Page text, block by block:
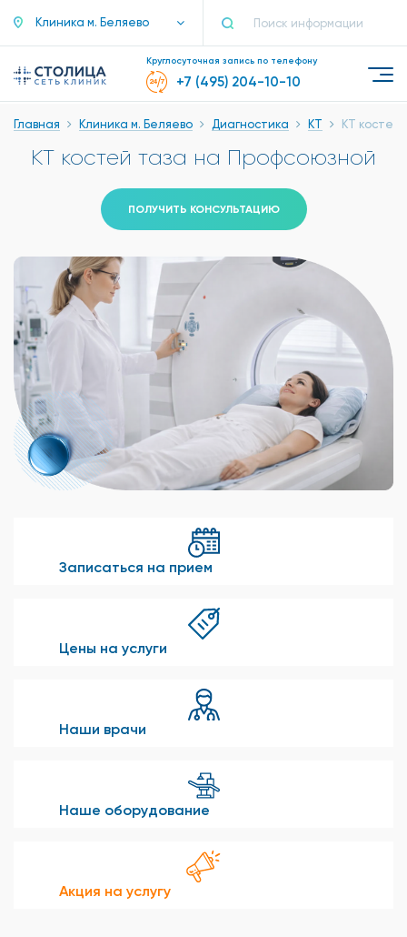
Клиника м. Беляево
Круглосуточная запись по телефону
+7 (495) 204-10-10
Главная Клиника м. Беляево Диагностика КТ КТ костей
КТ костей таза на Профсоюзной
ПОЛУЧИТЬ КОНСУЛЬТАЦИЮ
Записаться на прием
Цены на услуги
Наши врачи
Наше оборудование
Акция на услугу